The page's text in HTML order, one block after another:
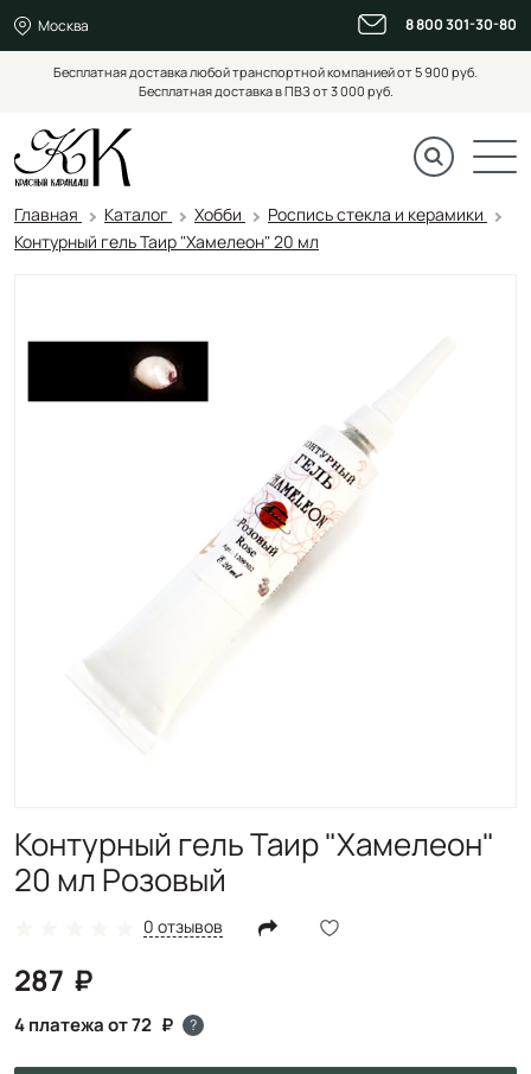
Москва 8 800 301-30-80
Бесплатная доставка любой транспортной компанией от 5 900 руб.
Бесплатная доставка в ПВЗ от 3 000 руб.
Главная Каталог Хобби
Роспись стекла и керамики
Контурный гель Таир "Хамелеон" 20 мл
Контурный гель Таир "Хамелеон"
20 мл Розовый
0 отзывов
287
4 платежа от 72 ?